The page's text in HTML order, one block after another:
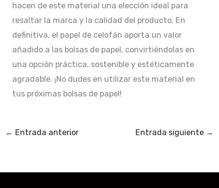
hacen de este material una elección ideal para
resaltar la marca y la calidad del producto. En
definitiva, el papel de celofán aporta un valor
añadido a las bolsas de papel, convirtiéndolas en
una opción práctica, sostenible y estéticamente
agradable. ¡No dudes en utilizar este material en
tus próximas bolsas de papel!
← Entrada anterior Entrada siguiente →